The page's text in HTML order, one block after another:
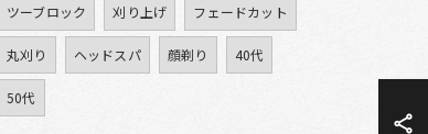
ツーブロック 刈り上げ フェードカット
丸刈り ヘッドスパ 顔剃り 40代
50代